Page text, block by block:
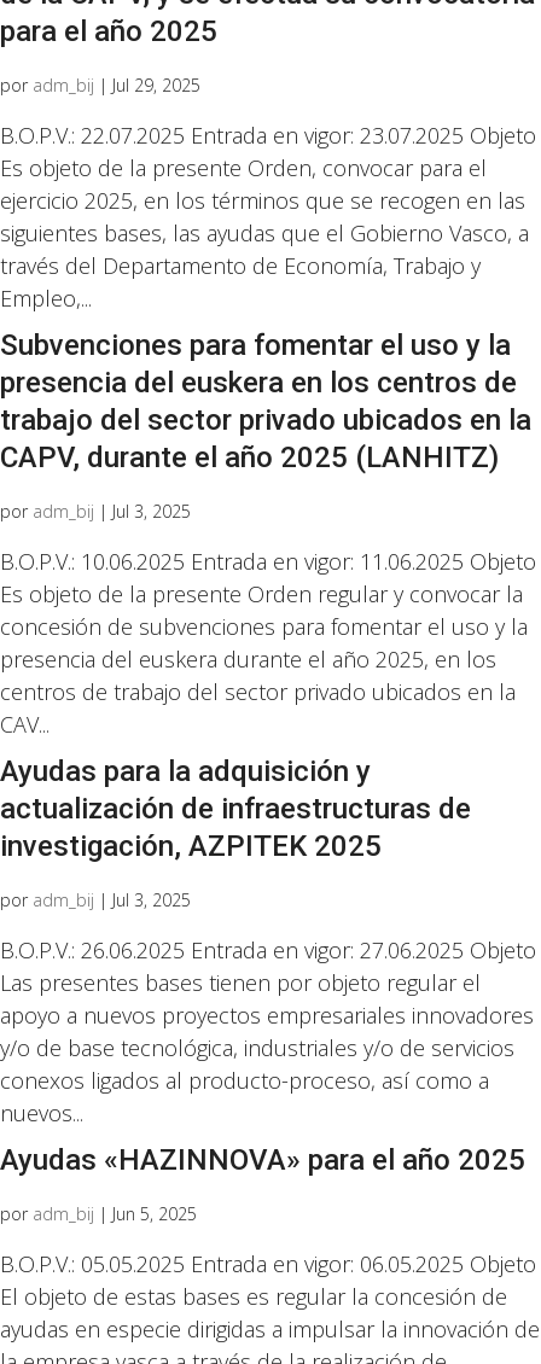
para el año 2025
por adm_bij | Jul 29, 2025
B.O.P.V.: 22.07.2025 Entrada en vigor: 23.07.2025 Objeto
Es objeto de la presente Orden, convocar para el
ejercicio 2025, en los términos que se recogen en las
siguientes bases, las ayudas que el Gobierno Vasco, a
través del Departamento de Economía, Trabajo y
Empleo,...
Subvenciones para fomentar el uso y la
presencia del euskera en los centros de
trabajo del sector privado ubicados en la
CAPV, durante el año 2025 (LANHITZ)
por adm_bij | Jul 3, 2025
B.O.P.V.: 10.06.2025 Entrada en vigor: 11.06.2025 Objeto
Es objeto de la presente Orden regular y convocar la
concesión de subvenciones para fomentar el uso y la
presencia del euskera durante el año 2025, en los
centros de trabajo del sector privado ubicados en la
CAV...
Ayudas para la adquisición y
actualización de infraestructuras de
investigación, AZPITEK 2025
por adm_bij | Jul 3, 2025
B.O.P.V.: 26.06.2025 Entrada en vigor: 27.06.2025 Objeto
Las presentes bases tienen por objeto regular el
apoyo a nuevos proyectos empresariales innovadores
y/o de base tecnológica, industriales y/o de servicios
conexos ligados al producto-proceso, así como a
nuevos...
Ayudas «HAZINNOVA» para el año 2025
por adm_bij | Jun 5, 2025
B.O.P.V.: 05.05.2025 Entrada en vigor: 06.05.2025 Objeto
El objeto de estas bases es regular la concesión de
ayudas en especie dirigidas a impulsar la innovación de